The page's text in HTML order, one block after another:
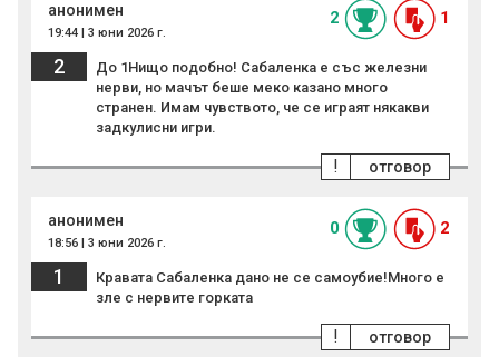
анонимен
19:44 | 3 юни 2026 г.
2 1
2
До 1Нищо подобно! Сабаленка е със железни
нерви, но мачът беше меко казано много
странен. Имам чувството, че се играят някакви
задкулисни игри.
отговор
!
анонимен
18:56 | 3 юни 2026 г.
0 2
1
Кравата Сабаленка дано не се самоубие!Много е
зле с нервите горката
отговор
!